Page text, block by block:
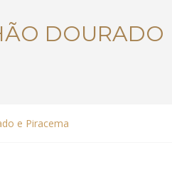
DOURADO
e Piracema